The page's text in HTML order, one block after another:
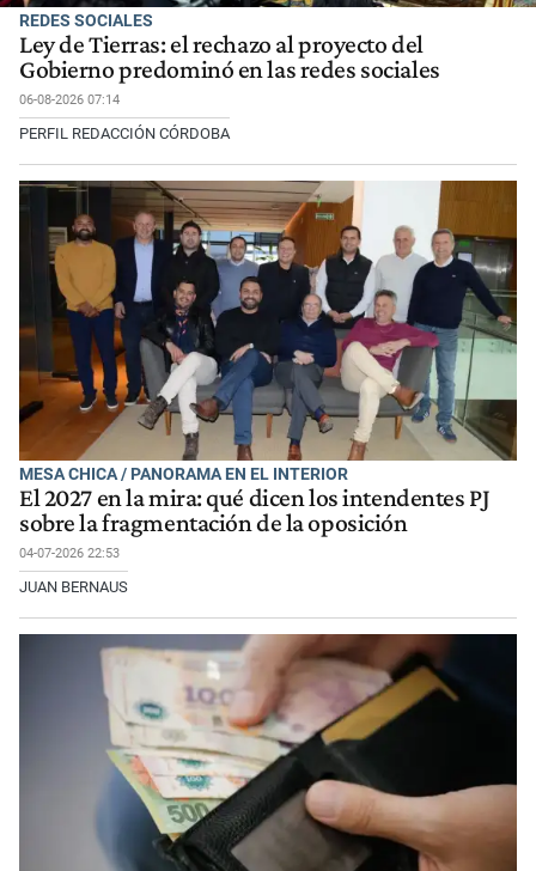
REDES SOCIALES
Ley de Tierras: el rechazo al proyecto del
Gobierno predominó en las redes sociales
06-08-2026 07:14
PERFIL REDACCIÓN CÓRDOBA
MESA CHICA / PANORAMA EN EL INTERIOR
El 2027 en la mira: qué dicen los intendentes PJ
sobre la fragmentación de la oposición
04-07-2026 22:53
JUAN BERNAUS